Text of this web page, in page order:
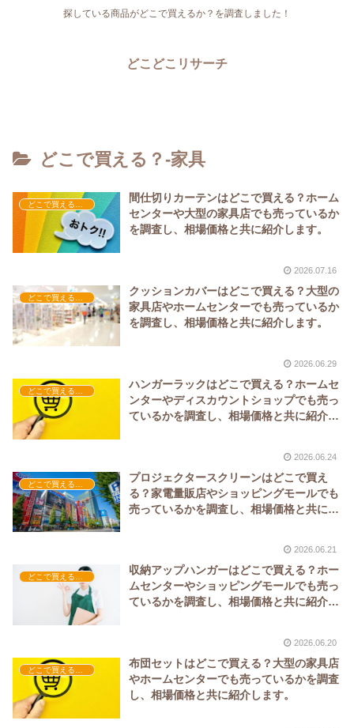
探している商品がどこで買えるか？を調査しました！
どこどこリサーチ
どこで買える？-家具
どこで買える？-家具
間仕切りカーテンはどこで買える？ホーム
センターや大型の家具店でも売っているか
を調査し、相場価格と共に紹介します。
2026.07.16
クッションカバーはどこで買える？大型の
家具店やホームセンターでも売っているか
を調査し、相場価格と共に紹介します。
2026.06.29
ハンガーラックはどこで買える？ホームセ
ンターやディスカウントショップでも売っ
ているかを調査し、相場価格と共に紹介し
2026.06.24
プロジェクタースクリーンはどこで買え
る？家電量販店やショッピングモールでも
売っているかを調査し、相場価格と共に紹
2026.06.21
どこで買える？-家具
収納アップハンガーはどこで買える？ホー
ムセンターやショッピングモールでも売っ
ているかを調査し、相場価格と共に紹介し
2026.06.20
布団セットはどこで買える？大型の家具店
やホームセンターでも売っているかを調査
し、相場価格と共に紹介します。